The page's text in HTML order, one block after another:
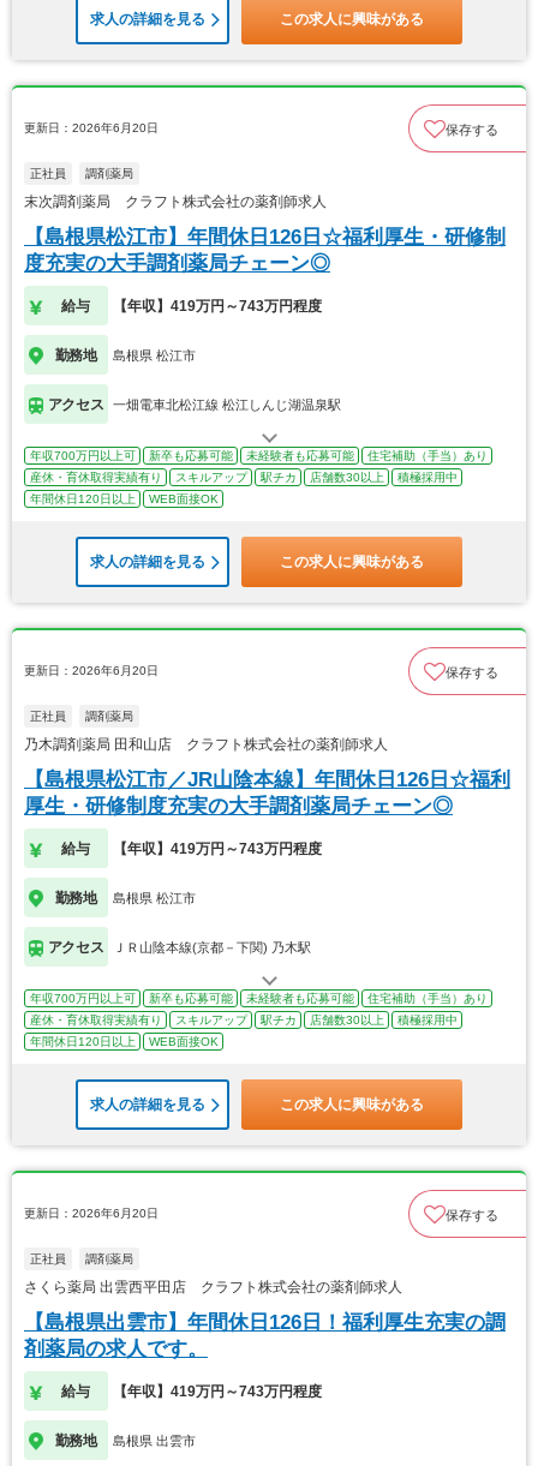
求人の詳細を見る この求人に興味がある
更新日：2026年6月20日 保存する
正社員 調剤薬局
末次調剤薬局 クラフト株式会社の薬剤師求人
【島根県松江市】年間休日126日☆福利厚生・研修制
度充実の大手調剤薬局チェーン◎
給与 【年収】419万円～743万円程度
勤務地 島根県 松江市
アクセス 一畑電車北松江線 松江しんじ湖温泉駅
年収700万円以上可 新卒も応募可能 未経験者も応募可能
住宅補助（手当）あり
産休・育休取得実績有り
スキルアップ 駅チカ 店舗数30以上
積極採用中
年間休日120日以上
WEB面接OK
求人の詳細を見る この求人に興味がある
更新日：2026年6月20日 保存する
正社員 調剤薬局
乃木調剤薬局 田和山店 クラフト株式会社の薬剤師求人
【島根県松江市／JR山陰本線】年間休日126日☆福利
厚生・研修制度充実の大手調剤薬局チェーン◎
給与 【年収】419万円～743万円程度
勤務地 島根県 松江市
アクセス ＪＲ山陰本線(京都－下関) 乃木駅
年収700万円以上可 新卒も応募可能 未経験者も応募可能
住宅補助（手当）あり
産休・育休取得実績有り
スキルアップ 駅チカ 店舗数30以上
積極採用中
年間休日120日以上
WEB面接OK
求人の詳細を見る この求人に興味がある
更新日：2026年6月20日 保存する
正社員 調剤薬局
さくら薬局 出雲西平田店 クラフト株式会社の薬剤師求人
【島根県出雲市】年間休日126日！福利厚生充実の調
剤薬局の求人です。
給与 【年収】419万円～743万円程度
勤務地 島根県 出雲市